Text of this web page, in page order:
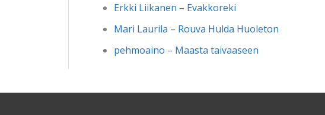
Erkki Liikanen – Evakkoreki
Mari Laurila – Rouva Hulda Huoleton
pehmoaino – Maasta taivaaseen